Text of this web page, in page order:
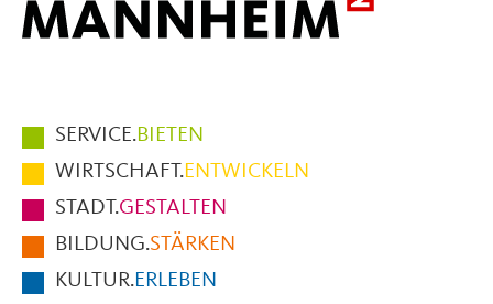
Hauptmenüpunkte
im
Fußbereich
der
Seite
SERVICE.BIETEN
WIRTSCHAFT.ENTWICKELN
STADT.GESTALTEN
BILDUNG.STÄRKEN
KULTUR.ERLEBEN